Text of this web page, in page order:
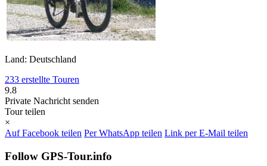
Land: Deutschland
233 erstellte Touren
9.8
Private Nachricht senden
Tour teilen
×
Auf Facebook teilen Per WhatsApp teilen Link per E-Mail teilen
Follow GPS-Tour.info